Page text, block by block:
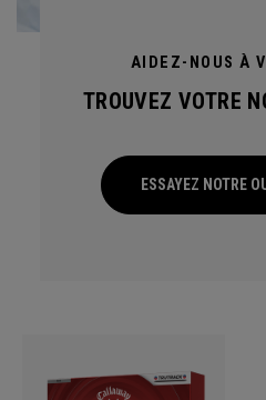
AIDEZ-NOUS À
TROUVEZ VOTRE
ESSAYEZ NOTRE